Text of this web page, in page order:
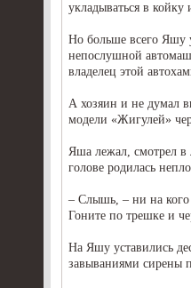
укладываться в койку
Но больше всего Яшу
непослушной
владелец этой
А хозяин и не думал
модели «Жигулей»
Яша лежал, смотрел в
голове родилась
– Слышь, – ни на кого
Гоните по трешке и
На Яшу уставились
завываниями сирены